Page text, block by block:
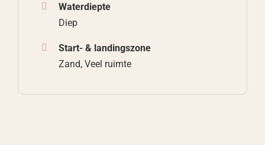
Waterdiepte
Diep
Start- & landingszone
Zand, Veel ruimte